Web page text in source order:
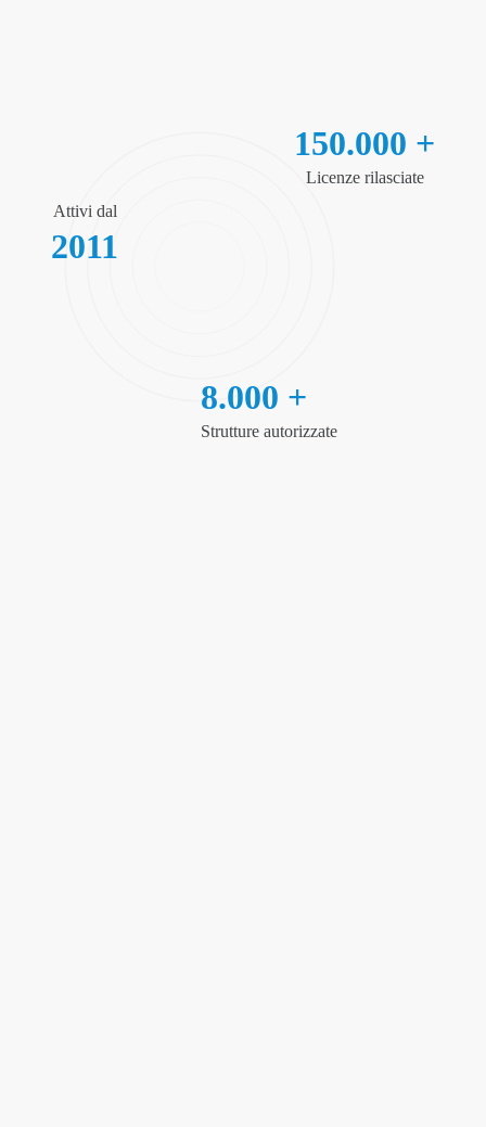
Attivi dal
2011
150.000 +
Licenze rilasciate
8.000 +
Strutture autorizzate